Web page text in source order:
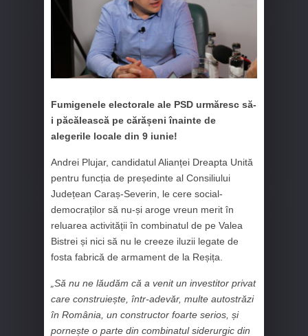
Fumigenele electorale ale PSD urmăresc să-
i păcălească pe cărășeni înainte de
alegerile locale din 9 iunie!
Andrei Plujar, candidatul Alianței Dreapta Unită
pentru funcția de președinte al Consiliului
Județean Caraș-Severin, le cere social-
democraților să nu-și aroge vreun merit în
reluarea activității în combinatul de pe Valea
Bistrei și nici să nu le creeze iluzii legate de
fosta fabrică de armament de la Reșița.
„Să nu ne lăudăm că a venit un investitor privat
care construiește, într-adevăr, multe autostrăzi
în România, un constructor foarte serios, și
pornește o parte din combinatul siderurgic din